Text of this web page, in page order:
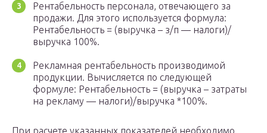
Рентабельность персонала, отвечающего за
продажи. Для этого используется формула:
Рентабельность = (выручка – з/п — налоги)/
выручка 100%.
Рекламная рентабельность производимой
продукции. Вычисляется по следующей
формуле: Рентабельность = (выручка – затраты
на рекламу — налоги)/выручка *100%.
При расчете указанных показателей необходимо